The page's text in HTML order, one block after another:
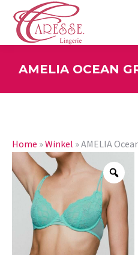
AMELIA OCEAN
Home »Winkel »AMELIA